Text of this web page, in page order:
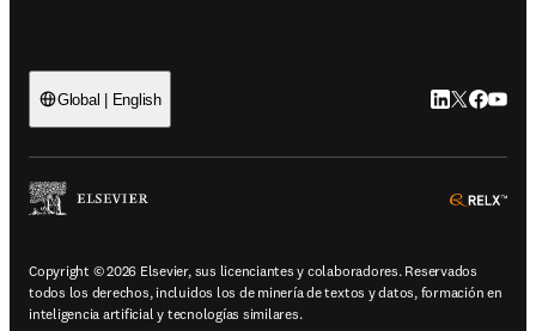
Global | English LinkedIn se
Twitter se
Copyright © 2026 Elsevier, sus licenciantes y colaboradores. Reservados
todos los derechos, incluidos los de minería de textos y datos, formación en
inteligencia artificial y tecnologías similares.